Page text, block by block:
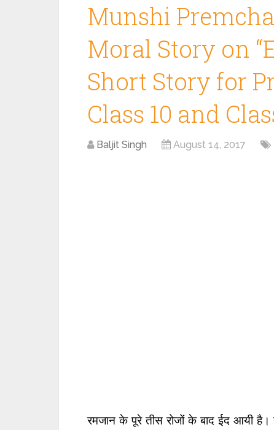
Munshi
Moral Story on
Short Story for
Class 10 and
Baljit Singh August 14, 2017
रमजान के पूरे तीस रोजों के बाद ईद आयी है।